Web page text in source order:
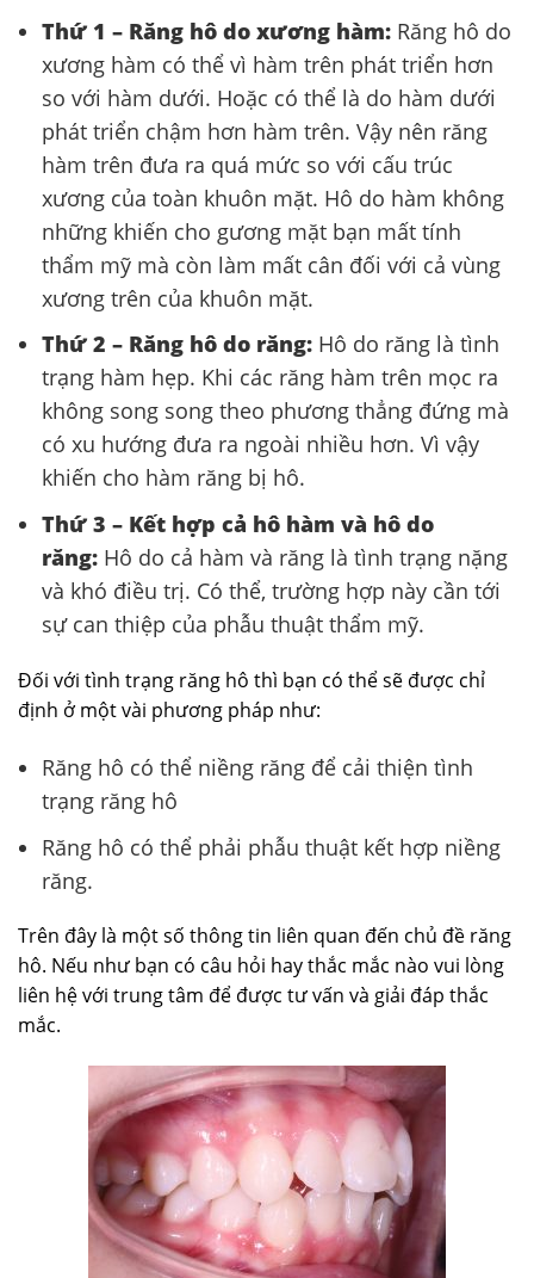
Thứ 1 – Răng hô do xương hàm: Răng hô do
xương hàm có thể vì hàm trên phát triển hơn
so với hàm dưới. Hoặc có thể là do hàm dưới
phát triển chậm hơn hàm trên. Vậy nên răng
hàm trên đưa ra quá mức so với cấu trúc
xương của toàn khuôn mặt. Hô do hàm không
những khiến cho gương mặt bạn mất tính
thẩm mỹ mà còn làm mất cân đối với cả vùng
xương trên của khuôn mặt.
Thứ 2 – Răng hô do răng: Hô do răng là tình
trạng hàm hẹp. Khi các răng hàm trên mọc ra
không song song theo phương thẳng đứng mà
có xu hướng đưa ra ngoài nhiều hơn. Vì vậy
khiến cho hàm răng bị hô.
Thứ 3 – Kết hợp cả hô hàm và hô do
răng: Hô do cả hàm và răng là tình trạng nặng
và khó điều trị. Có thể, trường hợp này cần tới
sự can thiệp của phẫu thuật thẩm mỹ.
Đối với tình trạng răng hô thì bạn có thể sẽ được chỉ
định ở một vài phương pháp như:
Răng hô có thể niềng răng để cải thiện tình
trạng răng hô
Răng hô có thể phải phẫu thuật kết hợp niềng
răng.
Trên đây là một số thông tin liên quan đến chủ đề răng
hô. Nếu như bạn có câu hỏi hay thắc mắc nào vui lòng
liên hệ với trung tâm để được tư vấn và giải đáp thắc
mắc.